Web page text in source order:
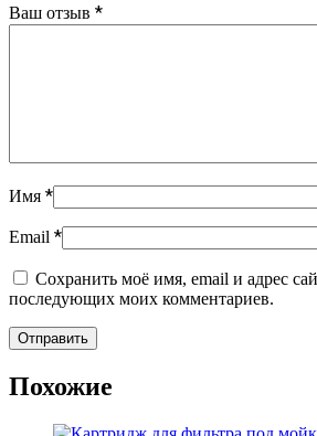
Ваш отзыв *
Имя *
Email *
Сохранить моё имя, email и адрес
последующих моих комментариев.
Похожие